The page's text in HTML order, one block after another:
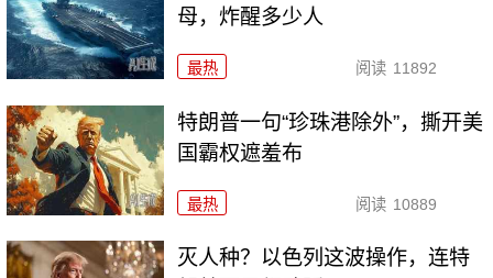
母，炸醒多少人
最热 阅读 11892
特朗普一句“珍珠港除外”，撕开美
国霸权遮羞布
最热 阅读 10889
灭人种？以色列这波操作，连特